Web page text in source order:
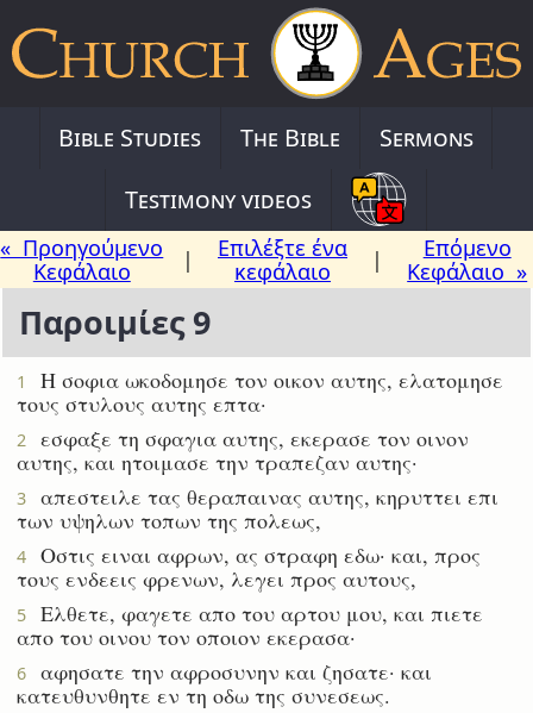
Bible Studies The Bible
Sermons
Testimony videos
« Προηγούμενο
Κεφάλαιο
|
Επιλέξτε ένα
κεφάλαιο
|
Επόμενο
Κεφάλαιο »
Παροιμίες 9
1
Η σοφια ωκοδομησε τον οικον αυτης, ελατομησε
τους στυλους αυτης επτα·
2
εσφαξε τη σφαγια αυτης, εκερασε τον οινον
αυτης, και ητοιμασε την τραπεζαν αυτης·
3
απεστειλε τας θεραπαινας αυτης, κηρυττει επι
των υψηλων τοπων της πολεως,
4
Οστις ειναι αφρων, ας στραφη εδω· και, προς
τους ενδεεις φρενων, λεγει προς αυτους,
5
Ελθετε, φαγετε απο του αρτου μου, και πιετε
απο του οινου τον οποιον εκερασα·
6
αφησατε την αφροσυνην και ζησατε· και
κατευθυνθητε εν τη οδω της συνεσεως.